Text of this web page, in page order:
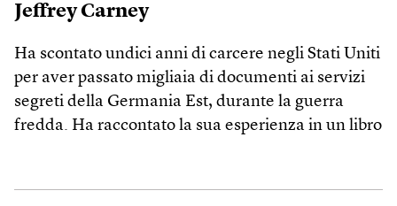
Jeffrey Carney
Ha scontato undici anni di carcere negli Stati Uniti
per aver passato migliaia di documenti ai servizi
segreti della Germania Est, durante la guerra
fredda. Ha raccontato la sua esperienza in un libro